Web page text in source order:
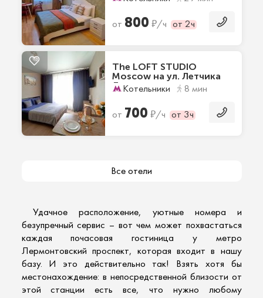
от 800 ₽/ч от 2ч
The LOFT STUDIO
Moscow на ул. Летчика
Ларюшина
Котельники 8 мин
от 700 ₽/ч от 3ч
Все отели
Удачное расположение, уютные номера и
безупречный сервис – вот чем может похвастаться
каждаяпочасовая гостиница у метро
Лермонтовский проспект, которая входит в нашу
базу. И это действительно так! Взять хотя бы
местонахождение: в непосредственной близости от
этой станции есть все, что нужно любому